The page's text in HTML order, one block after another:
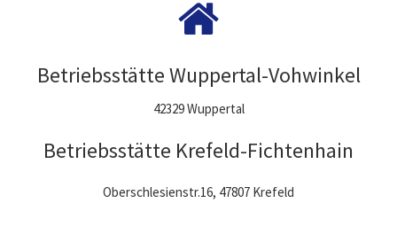
Betriebsstätte Wuppertal-Vohwinkel
42329 Wuppertal
Betriebsstätte Krefeld-Fichtenhain
Oberschlesienstr.16, 47807 Krefeld